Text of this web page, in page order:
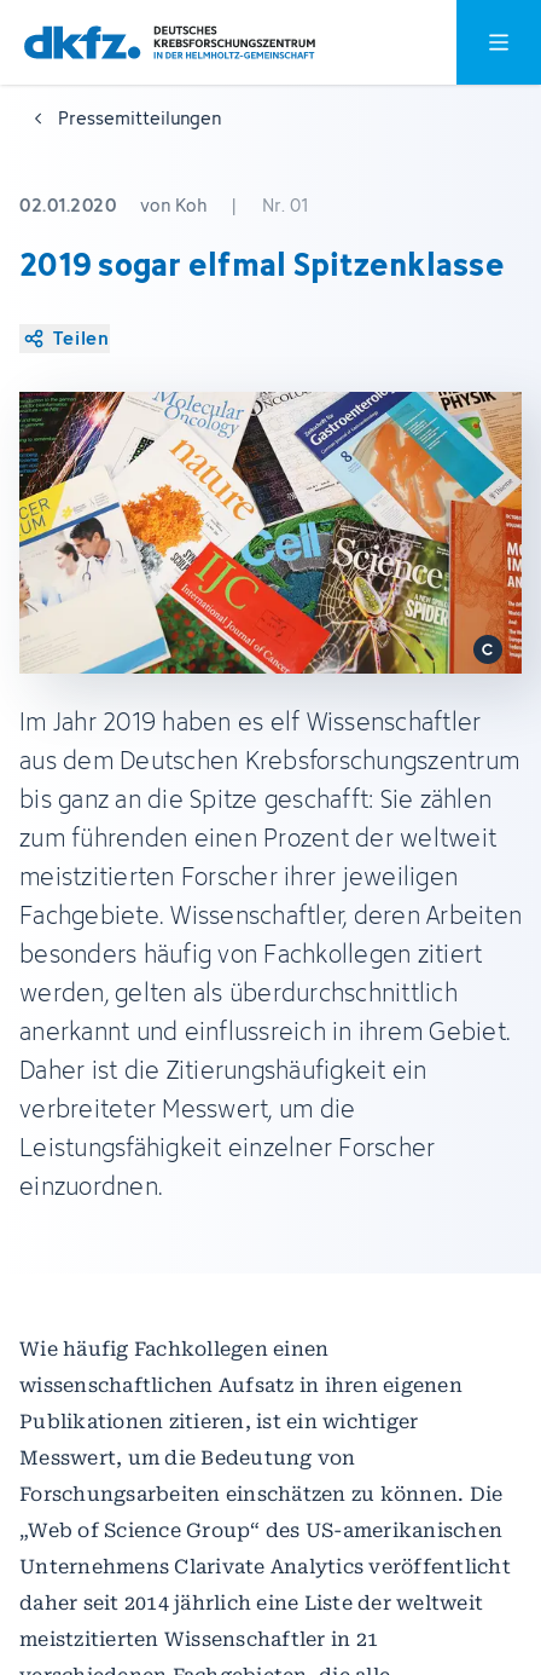
Zum
Hauptinhalt
springen
Zur
Fußzeile
springen
Pressemitteilungen
02.01.2020 von Koh | Nr. 01
2019 sogar elfmal Spitzenklasse
Teilen
Im Jahr 2019 haben es elf Wissenschaftler
aus dem Deutschen Krebsforschungszentrum
bis ganz an die Spitze geschafft: Sie zählen
zum führenden einen Prozent der weltweit
meistzitierten Forscher ihrer jeweiligen
Fachgebiete. Wissenschaftler, deren Arbeiten
besonders häufig von Fachkollegen zitiert
werden, gelten als überdurchschnittlich
anerkannt und einflussreich in ihrem Gebiet.
Daher ist die Zitierungshäufigkeit ein
verbreiteter Messwert, um die
Leistungsfähigkeit einzelner Forscher
einzuordnen.
Wie häufig Fachkollegen einen
wissenschaftlichen Aufsatz in ihren eigenen
Publikationen zitieren, ist ein wichtiger
Messwert, um die Bedeutung von
Forschungsarbeiten einschätzen zu können. Die
„Web of Science Group“ des US-amerikanischen
Unternehmens Clarivate Analytics veröffentlicht
daher seit 2014 jährlich eine Liste der weltweit
meistzitierten Wissenschaftler in 21